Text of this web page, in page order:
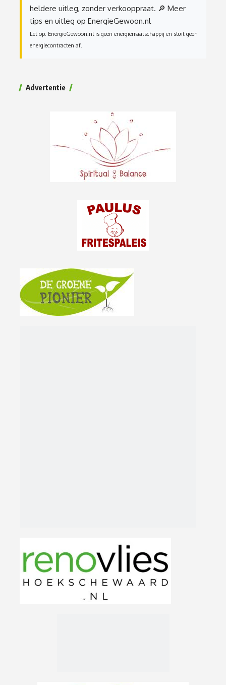
heldere uitleg, zonder verkooppraat. 🔎 Meer
tips en uitleg op EnergieGewoon.nl
Let op: EnergieGewoon.nl is geen energiemaatschappij en sluit geen
energiecontracten af.
Advertentie